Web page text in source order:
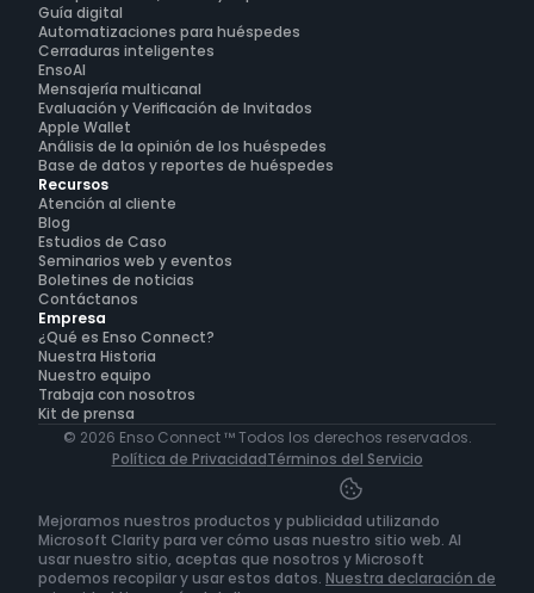
Guía digital
Automatizaciones para huéspedes
Cerraduras inteligentes
EnsoAI
Mensajería multicanal
Evaluación y Verificación de Invitados
Apple Wallet
Análisis de la opinión de los huéspedes
Base de datos y reportes de huéspedes
Recursos
Atención al cliente
Blog
Estudios de Caso
Seminarios web y eventos
Boletines de noticias
Contáctanos
Empresa
¿Qué es Enso Connect?
Nuestra Historia
Nuestro equipo
Trabaja con nosotros
Kit de prensa
© 2026 Enso Connect ™ Todos los derechos reservados.
Política de PrivacidadTérminos del Servicio
Mejoramos nuestros productos y publicidad utilizando
Microsoft Clarity para ver cómo usas nuestro sitio web. Al
usar nuestro sitio, aceptas que nosotros y Microsoft
podemos recopilar y usar estos datos. Nuestra declaración de